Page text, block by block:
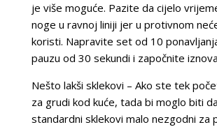
je više moguće. Pazite da cijelo
noge u ravnoj liniji jer u protivnom
koristi. Napravite set od 10
pauzu od 30 sekundi i započnite
Nešto lakši sklekovi – Ako ste tek
za grudi kod kuće, tada bi moglo biti
standardni sklekovi malo nezgodni za